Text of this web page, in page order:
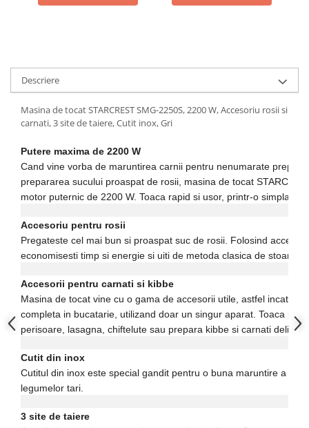
Descriere
Masina de tocat STARCREST SMG-2250S, 2200 W, Accesoriu rosii si
carnati, 3 site de taiere, Cutit inox, Gri
Putere maxima de 2200 W
Cand vine vorba de maruntirea carnii pentru nenumarate
prepararea sucului proaspat de rosii, masina de tocat
motor puternic de 2200 W. Toaca rapid si usor, printr-o simpla
Accesoriu pentru rosii
Pregateste cel mai bun si proaspat suc de rosii. Folosind
economisesti timp si energie si uiti de metoda clasica de
Accesorii pentru carnati si kibbe
Masina de tocat vine cu o gama de accesorii utile, astfel incat sa
completa in bucatarie, utilizand doar un singur aparat. Toaca
perisoare, lasagna, chiftelute sau prepara kibbe si carnati
Cutit din inox
Cutitul din inox este special gandit pentru o buna maruntire a
legumelor tari.
3 site de taiere